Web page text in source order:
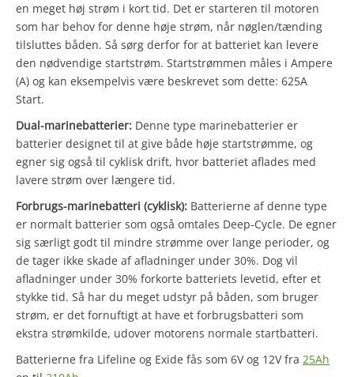
en meget høj strøm i kort tid. Det er starteren til motoren
som har behov for denne høje strøm, når nøglen/tænding
tilsluttes båden. Så sørg derfor for at batteriet kan levere
den nødvendige startstrøm. Startstrømmen måles i Ampere
(A) og kan eksempelvis være beskrevet som dette: 625A
Start.
Dual-marinebatterier: Denne type marinebatterier er
batterier designet til at give både høje startstrømme, og
egner sig også til cyklisk drift, hvor batteriet aflades med
lavere strøm over længere tid.
Forbrugs-marinebatteri (cyklisk): Batterierne af denne type
er normalt batterier som også omtales Deep-Cycle. De egner
sig særligt godt til mindre strømme over lange perioder, og
de tager ikke skade af afladninger under 30%. Dog vil
afladninger under 30% forkorte batteriets levetid, efter et
stykke tid. Så har du meget udstyr på båden, som bruger
strøm, er det fornuftigt at have et forbrugsbatteri som
ekstra strømkilde, udover motorens normale startbatteri.
Batterierne fra Lifeline og Exide fås som 6V og 12V fra 25Ah